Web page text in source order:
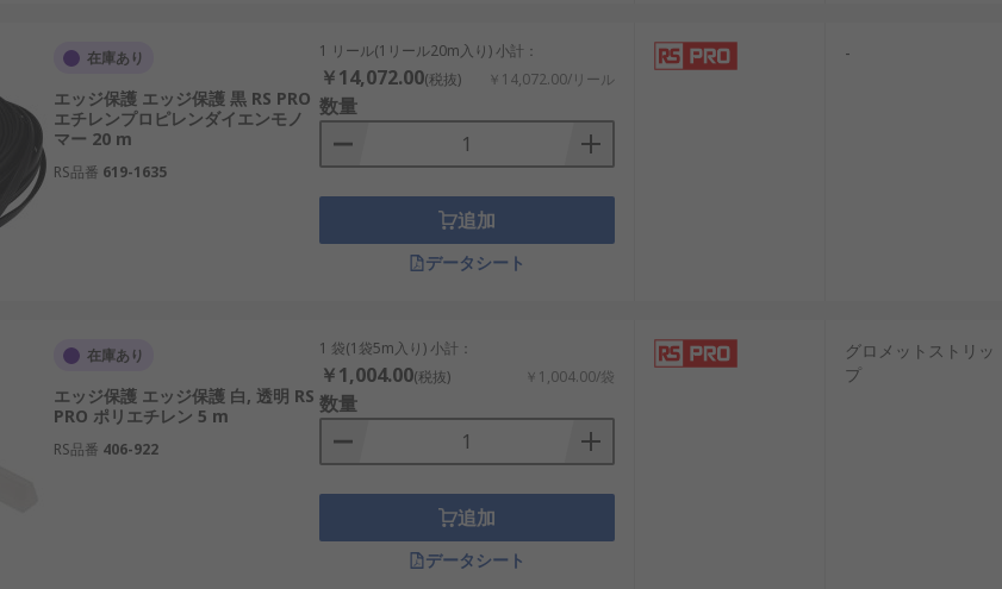
在庫あり
エッジ保護 エッジ保護 黒 RS PRO
エチレンプロピレンダイエンモノ
マー 20 m
RS品番 619-1635
1 リール(1リール20m入り) 小計：
￥14,072.00(税抜) ￥14,072.00/リール
数量
追加
データシート
-
在庫あり
エッジ保護 エッジ保護 白, 透明 RS
PRO ポリエチレン 5 m
RS品番 406-922
1 袋(1袋5m入り) 小計：
￥1,004.00(税抜) ￥1,004.00/袋
数量
追加
データシート
グロメットストリッ
プ